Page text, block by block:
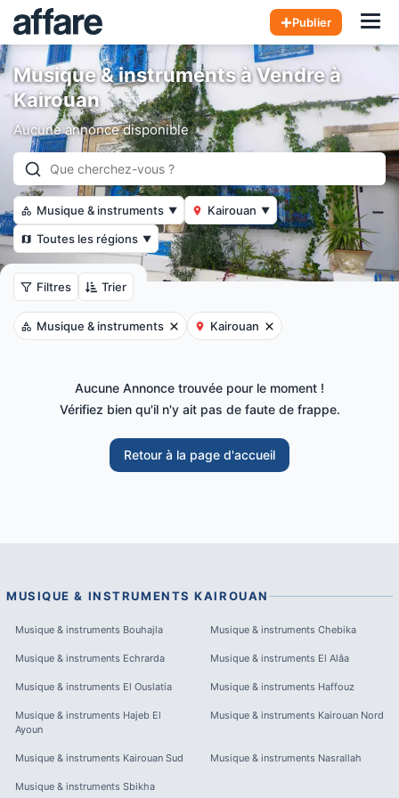
Publier
Musique & instruments à Vendre à
Kairouan
Aucune annonce disponible
Musique & instruments ▼ Kairouan ▼
Toutes les régions ▼
Filtres Trier
Musique & instruments Kairouan
Aucune Annonce trouvée pour le moment !
Vérifiez bien qu'il n'y ait pas de faute de frappe.
Retour à la page d'accueil
MUSIQUE & INSTRUMENTS KAIROUAN
Musique & instruments Bouhajla Musique & instruments Chebika
Musique & instruments Echrarda Musique & instruments El Alâa
Musique & instruments El Ouslatia Musique & instruments Haffouz
Musique & instruments Hajeb El
Ayoun
Musique & instruments Kairouan Nord
Musique & instruments Kairouan Sud Musique & instruments Nasrallah
Musique & instruments Sbikha